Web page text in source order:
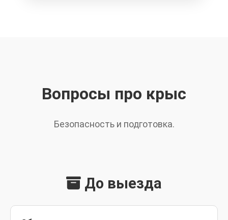
Вопросы про крыс
Безопасность и подготовка.
До выезда